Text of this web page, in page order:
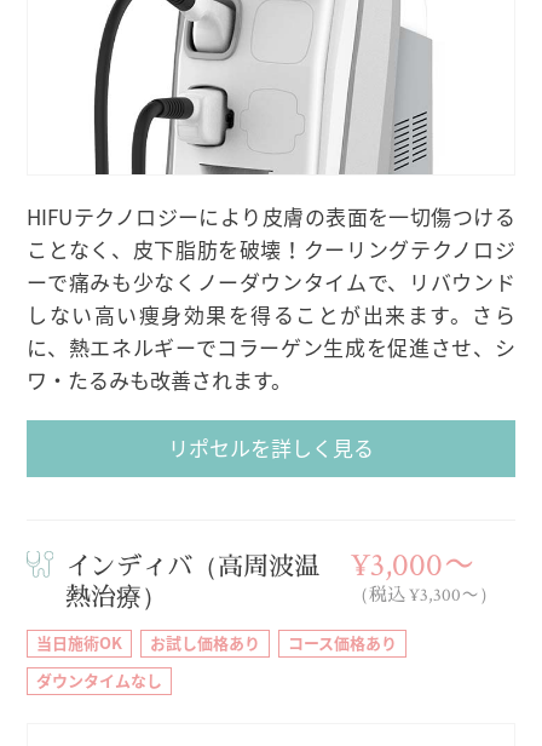
HIFUテクノロジーにより皮膚の表面を一切傷つける
ことなく、皮下脂肪を破壊！クーリングテクノロジ
ーで痛みも少なくノーダウンタイムで、リバウンド
しない高い痩身効果を得ることが出来ます。さら
に、熱エネルギーでコラーゲン生成を促進させ、シ
ワ・たるみも改善されます。
リポセルを詳しく見る
インディバ（高周波温
熱治療）
¥3,000〜
（税込 ¥3,300〜）
当日施術OK お試し価格あり
コース価格あり
ダウンタイムなし